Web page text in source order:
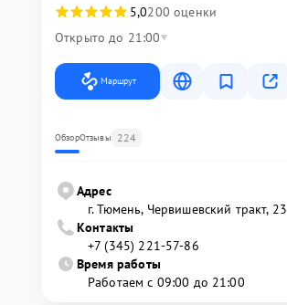
5,0200 оценки
Открыто до 21:00
Маршрут
ОбзорОтзывы 224
Адрес
г. Тюмень, ​Червишевский тракт, 23
Контакты
+7 (345) 221-57-86
Время работы
Работаем с 09:00 до 21:00